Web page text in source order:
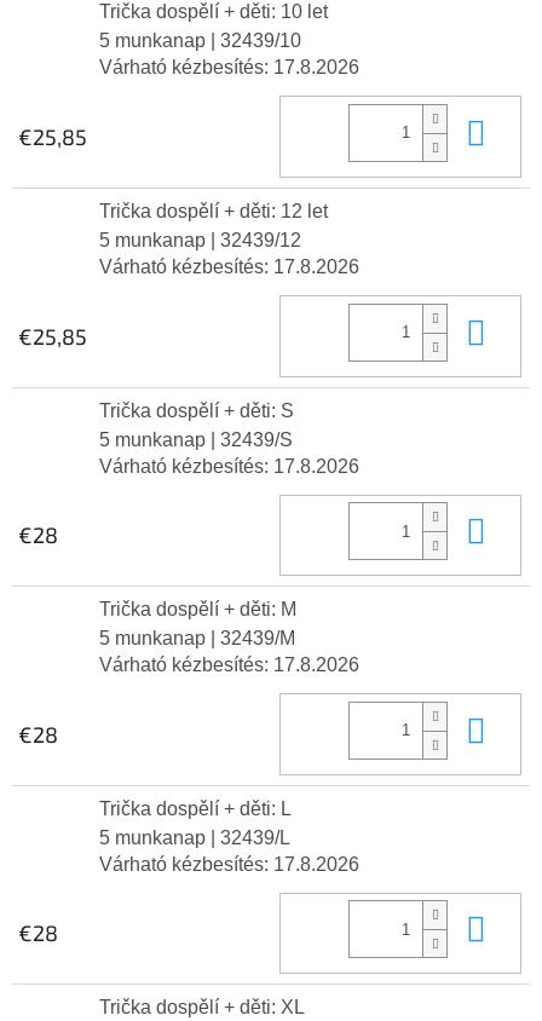
Trička dospělí + děti: 10 let
5 munkanap
| 32439/10
Várható kézbesítés: 17.8.2026
€25,85
Trička dospělí + děti: 12 let
5 munkanap
| 32439/12
Várható kézbesítés: 17.8.2026
€25,85
Trička dospělí + děti: S
5 munkanap
| 32439/S
Várható kézbesítés: 17.8.2026
€28
Trička dospělí + děti: M
5 munkanap
| 32439/M
Várható kézbesítés: 17.8.2026
€28
Trička dospělí + děti: L
5 munkanap
| 32439/L
Várható kézbesítés: 17.8.2026
€28
Trička dospělí + děti: XL